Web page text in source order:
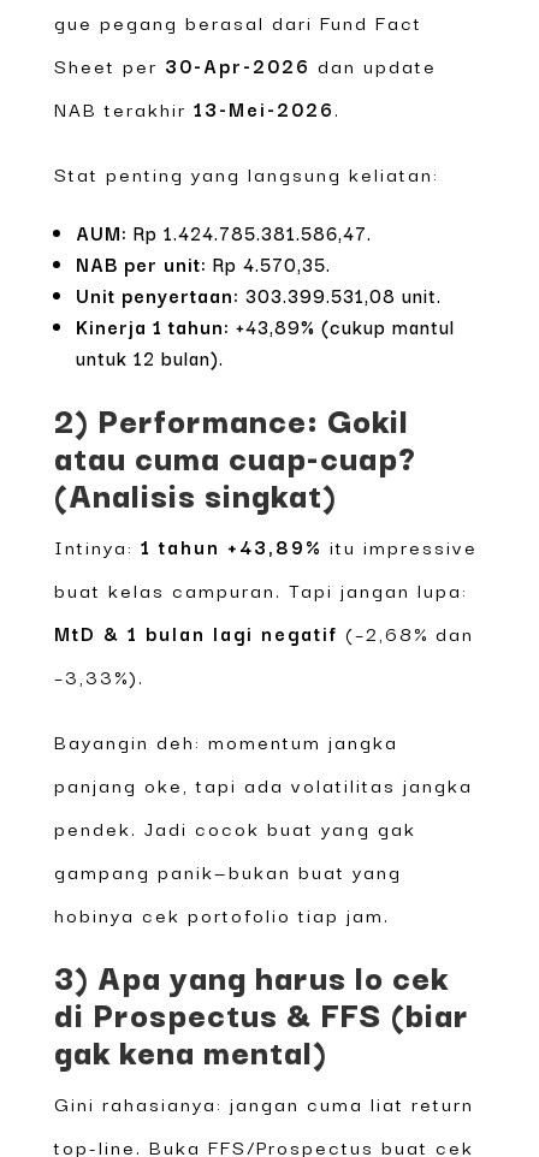
gue pegang berasal dari Fund Fact
Sheet per 30-Apr-2026 dan update
NAB terakhir 13-Mei-2026.
Stat penting yang langsung keliatan:
AUM: Rp 1.424.785.381.586,47.
NAB per unit: Rp 4.570,35.
Unit penyertaan: 303.399.531,08 unit.
Kinerja 1 tahun: +43,89% (cukup mantul
untuk 12 bulan).
2) Performance: Gokil
atau cuma cuap-cuap?
(Analisis singkat)
Intinya: 1 tahun +43,89% itu impressive
buat kelas campuran. Tapi jangan lupa:
MtD & 1 bulan lagi negatif (–2,68% dan
–3,33%).
Bayangin deh: momentum jangka
panjang oke, tapi ada volatilitas jangka
pendek. Jadi cocok buat yang gak
gampang panik—bukan buat yang
hobinya cek portofolio tiap jam.
3) Apa yang harus lo cek
di Prospectus & FFS (biar
gak kena mental)
Gini rahasianya: jangan cuma liat return
top-line. Buka FFS/Prospectus buat cek